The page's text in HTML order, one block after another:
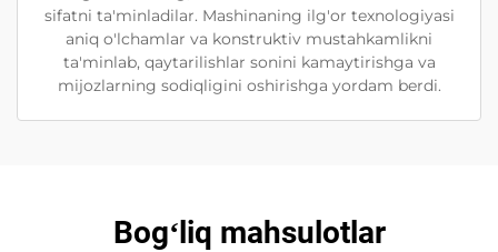
sifatni ta'minladilar. Mashinaning ilg'or texnologiyasi
aniq o'lchamlar va konstruktiv mustahkamlikni
ta'minlab, qaytarilishlar sonini kamaytirishga va
mijozlarning sodiqligini oshirishga yordam berdi.
Bogʻliq mahsulotlar